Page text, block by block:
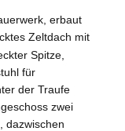
erbaut
Zeltdach mit
Spitze,
für
der Traufe
zwei
dazwischen